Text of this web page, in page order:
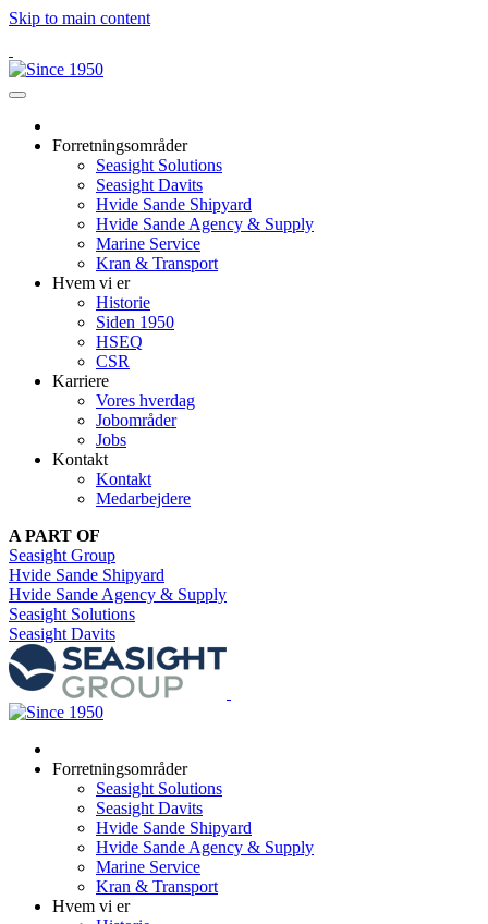
Skip to main content
Forretningsområder
Seasight Solutions
Seasight Davits
Hvide Sande Shipyard
Hvide Sande Agency & Supply
Marine Service
Kran & Transport
Hvem vi er
Historie
Siden 1950
HSEQ
CSR
Karriere
Vores hverdag
Jobområder
Jobs
Kontakt
Kontakt
Medarbejdere
A PART OF
Seasight Group
Hvide Sande Shipyard
Hvide Sande Agency & Supply
Seasight Solutions
Seasight Davits
Forretningsområder
Seasight Solutions
Seasight Davits
Hvide Sande Shipyard
Hvide Sande Agency & Supply
Marine Service
Kran & Transport
Hvem vi er